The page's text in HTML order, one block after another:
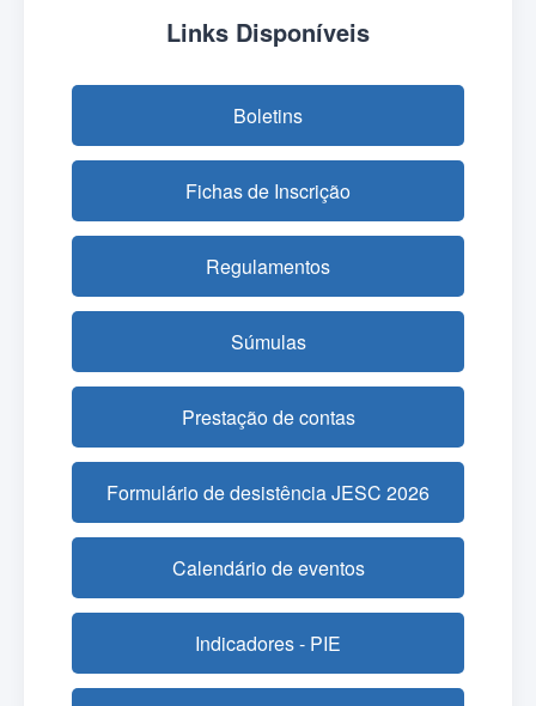
Links Disponíveis
Boletins
Fichas de Inscrição
Regulamentos
Súmulas
Prestação de contas
Formulário de desistência JESC 2026
Calendário de eventos
Indicadores - PIE